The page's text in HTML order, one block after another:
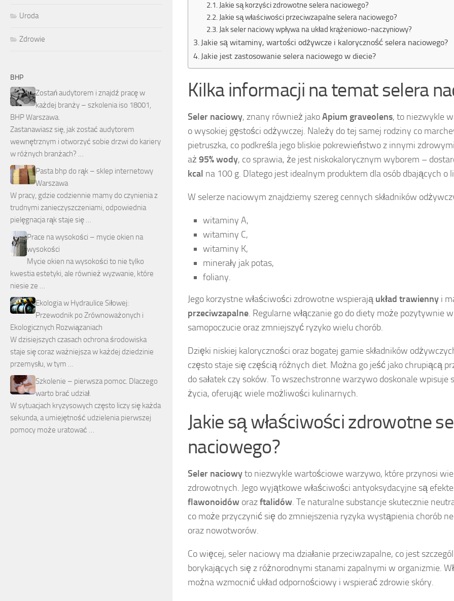
Jakie są korzyści zdrowotne selera naciowego?
Jakie są właściwości przeciwzapalne selera naciowego?
Jak seler naciowy wpływa na układ krążeniowo-naczyniowy?
Jakie są witaminy, wartości odżywcze i kaloryczność selera naciowego?
Jakie jest zastosowanie selera naciowego w diecie?
Kilka informacji na temat selera
Seler naciowy, znany również jakoApium graveolens, to niezwykle
o wysokiej gęstości odżywczej. Należy do tej samej rodziny co
pietruszka, co podkreśla jego bliskie pokrewieństwo z innymi
aż 95% wody, co sprawia, że jest niskokalorycznym wyborem –
kcal na 100 g. Dlatego jest idealnym produktem dla osób dbających o
W selerze naciowym znajdziemy szereg cennych składników
witaminy A,
witaminy C,
witaminy K,
minerały jak potas,
foliany.
Jego korzystne właściwości zdrowotne wspierają układ trawienny i
przeciwzapalne. Regularne włączanie go do diety może pozytywnie
samopoczucie oraz zmniejszyć ryzyko wielu chorób.
Dzięki niskiej kaloryczności oraz bogatej gamie składników
często staje się częścią różnych diet. Można go jeść jako chrupiącą
do sałatek czy soków. To wszechstronne warzywo doskonale
życia, oferując wiele możliwości kulinarnych.
Jakie są właściwości zdrowotne
naciowego?
Seler naciowyto niezwykle wartościowe warzywo, które przynosi
zdrowotnych. Jego wyjątkowe właściwości antyoksydacyjne są
flawonoidów orazftalidów. Te naturalne substancje skutecznie
co może przyczynić się do zmniejszenia ryzyka wystąpienia chorób
oraz nowotworów.
Co więcej, seler naciowy ma działanie przeciwzapalne, co jest
borykających się z różnorodnymi stanami zapalnymi w organizmie.
można wzmocnić układ odpornościowy i wspierać zdrowie skóry.
Uroda
Zdrowie
BHP
Zostań audytorem i znajdź pracę w
każdej branży – szkolenia iso 18001,
BHP Warszawa.
Zastanawiasz się, jak zostać audytorem
wewnętrznym i otworzyć sobie drzwi do kariery
w różnych branżach? …
Pasta bhp do rąk – sklep internetowy
Warszawa
W pracy, gdzie codziennie mamy do czynienia z
trudnymi zanieczyszczeniami, odpowiednia
pielęgnacja rąk staje się …
Prace na wysokości – mycie okien na
wysokości
Mycie okien na wysokości to nie tylko
kwestia estetyki, ale również wyzwanie, które
niesie ze …
Ekologia w Hydraulice Siłowej:
Przewodnik po Zrównoważonych i
Ekologicznych Rozwiązaniach
W dzisiejszych czasach ochrona środowiska
staje się coraz ważniejsza w każdej dziedzinie
przemysłu, w tym …
Szkolenie – pierwsza pomoc. Dlaczego
warto brać udział.
W sytuacjach kryzysowych często liczy się każda
sekunda, a umiejętność udzielenia pierwszej
pomocy może uratować …